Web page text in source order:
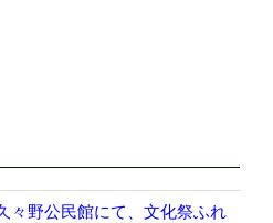
々野公民館にて、文化祭ふれ